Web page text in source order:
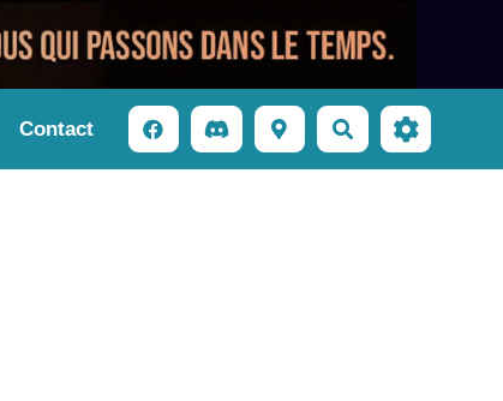
Contact Rechercher